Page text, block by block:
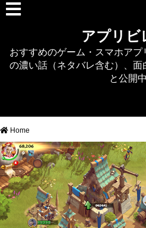
デタリキZ
アナザーエデン
RTS/MOBA
アクション
シミュレーション
牧場婚活
DEAD OR ALIVE XVV
アプリビ
おすすめのゲーム・スマホア
の濃い話（ネタバレ含む）、面
と公開中
Home